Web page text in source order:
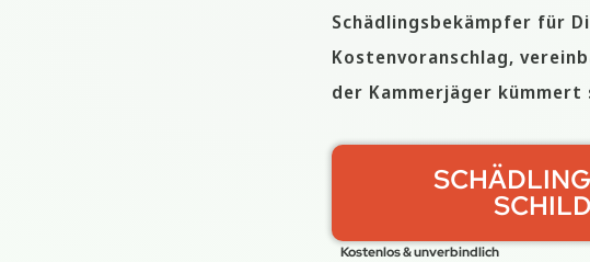
Schädlingsbekämpfer für
Kostenvoranschlag,
der Kammerjäger kümmert
Kostenlos & unverbindlich